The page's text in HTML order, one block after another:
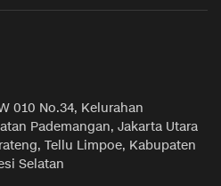
010 No.34, Kelurahan
Pademangan, Jakarta Utara
Tellu Limpoe, Kabupaten
Selatan